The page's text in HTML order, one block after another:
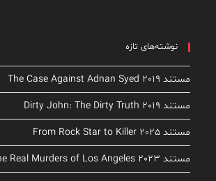
نوشته‌های تازه
مستند The Case Against Adnan Syed 2019
مستند Dirty John: The Dirty Truth 2019
مستند From Rock Star to Killer 2025
مستند The Real Murders of Los Angeles 2023